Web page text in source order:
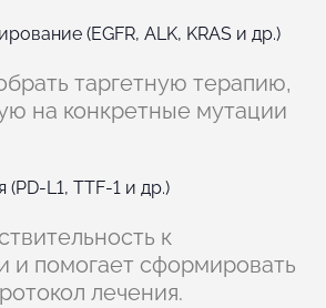
(EGFR, ALK, KRAS и др.)
таргетную терапию,
на конкретные мутации
L1, TTF-1 и др.)
к
и помогает сформировать
лечения.